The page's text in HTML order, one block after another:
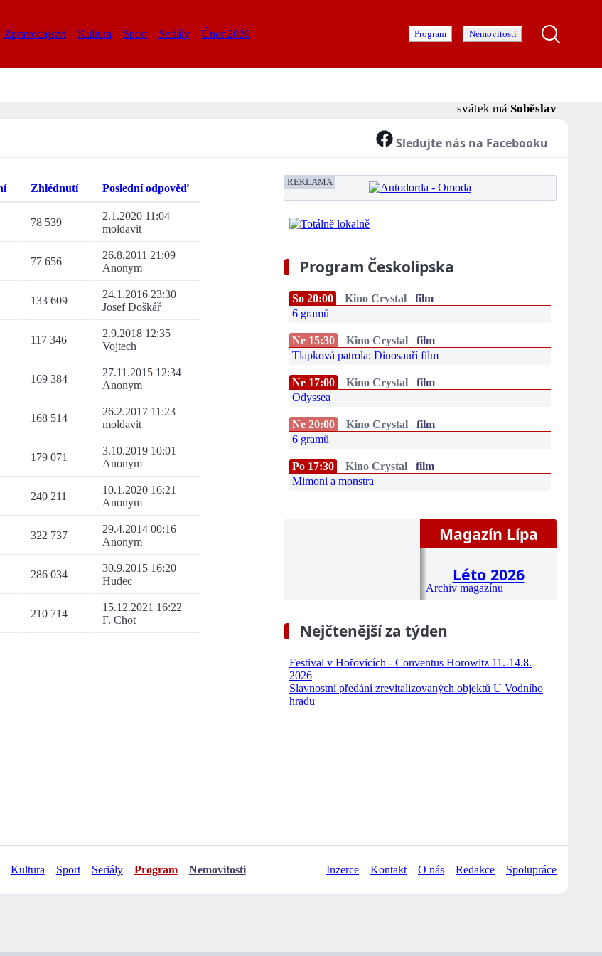
Zpravodajství Kultura Sport Seriály Únor 2026 Program Nemovitosti
svátek má Soběslav
Sledujte nás na Facebooku
Zhlédnutí Poslední odpověď
78 539
2.1.2020 11:04
moldavit
77 656
26.8.2011 21:09
Anonym
133 609
24.1.2016 23:30
Josef Doškář
117 346
2.9.2018 12:35
Vojtech
169 384
27.11.2015 12:34
Anonym
168 514
26.2.2017 11:23
moldavit
179 071
3.10.2019 10:01
Anonym
240 211
10.1.2020 16:21
Anonym
322 737
29.4.2014 00:16
Anonym
286 034
30.9.2015 16:20
Hudec
210 714
15.12.2021 16:22
F. Chot
REKLAMA
Program Českolipska
So 20:00 Kino Crystal
film
6 gramů
Ne 15:30 Kino Crystal
film
Tlapková patrola: Dinosauří film
Ne 17:00 Kino Crystal
film
Odyssea
Ne 20:00 Kino Crystal
film
6 gramů
Po 17:30 Kino Crystal
film
Mimoni a monstra
Magazín Lípa
Léto 2026
Archiv magazínu
Nejčtenější za týden
Festival v Hořovicích - Conventus Horowitz 11.-14.8.
2026
Slavnostní předání zrevitalizovaných objektů U Vodního
hradu
Kultura Sport Seriály Program Nemovitosti Inzerce Kontakt O nás Redakce Spolupráce